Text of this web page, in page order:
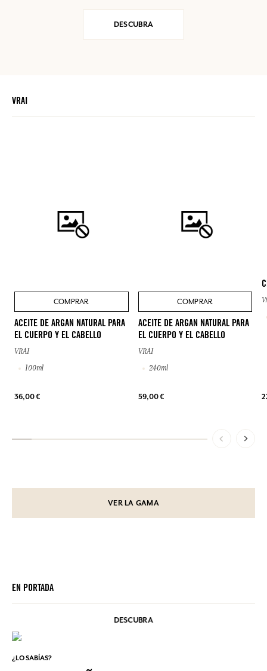
DESCUBRA
VRAI
COMPRAR
ACEITE DE ARGAN NATURAL PARA
EL CUERPO Y EL CABELLO
VRAI
100ml
36,00 €
COMPRAR
ACEITE DE ARGAN NATURAL PARA
EL CUERPO Y EL CABELLO
VRAI
240ml
59,00 €
VER LA GAMA
EN PORTADA
DESCUBRA
¿LO SABÍAS?